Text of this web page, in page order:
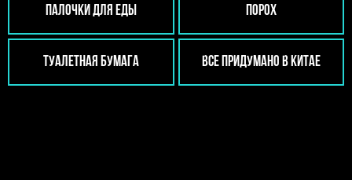
Палочки для еды Порох
Туалетная бумага Все придумано в Китае